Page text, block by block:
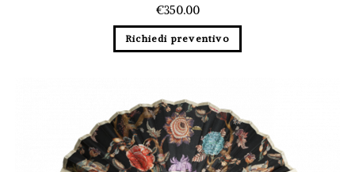
€350.00
Richiedi preventivo